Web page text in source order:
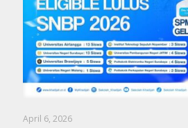
April 6, 2026